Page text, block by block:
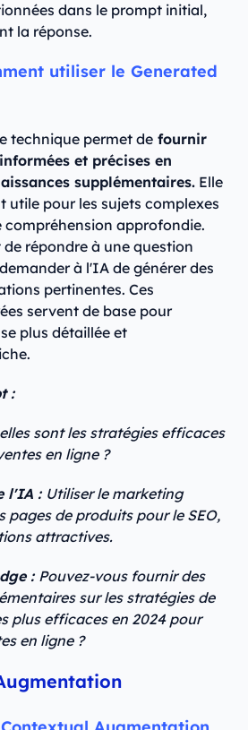
dans le prompt initial,
la réponse.
utiliser le Generated
technique permet de fournir
et précises en
supplémentaires. Elle
utile pour les sujets complexes
compréhension approfondie.
répondre à une question
à l'IA de générer des
pertinentes. Ces
servent de base pour
plus détaillée et
:
sont les stratégies efficaces
en ligne ?
l'IA : Utiliser le marketing
pages de produits pour le SEO,
attractives.
: Pouvez-vous fournir des
sur les stratégies de
plus efficaces en 2024 pour
en ligne ?